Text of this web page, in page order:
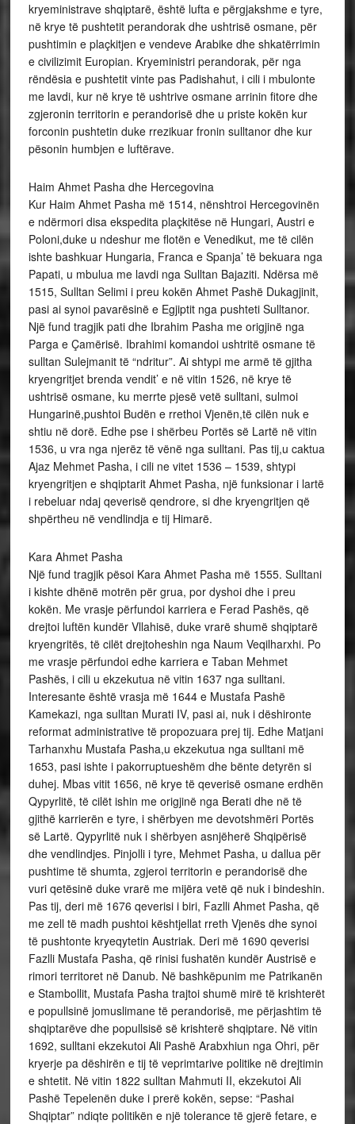
kryeministrave shqiptarë, është lufta e përgjakshme e tyre,
në krye të pushtetit perandorak dhe ushtrisë osmane, për
pushtimin e plaçkitjen e vendeve Arabike dhe shkatërrimin
e civilizimit Europian. Kryeministri perandorak, për nga
rëndësia e pushtetit vinte pas Padishahut, i cili i mbulonte
me lavdi, kur në krye të ushtrive osmane arrinin fitore dhe
zgjeronin territorin e perandorisë dhe u priste kokën kur
forconin pushtetin duke rrezikuar fronin sulltanor dhe kur
pësonin humbjen e luftërave.
Haim Ahmet Pasha dhe Hercegovina
Kur Haim Ahmet Pasha më 1514, nënshtroi Hercegovinën
e ndërmori disa ekspedita plaçkitëse në Hungari, Austri e
Poloni,duke u ndeshur me flotën e Venedikut, me të cilën
ishte bashkuar Hungaria, Franca e Spanja’ të bekuara nga
Papati, u mbulua me lavdi nga Sulltan Bajaziti. Ndërsa më
1515, Sulltan Selimi i preu kokën Ahmet Pashë Dukagjinit,
pasi ai synoi pavarësinë e Egjiptit nga pushteti Sulltanor.
Një fund tragjik pati dhe Ibrahim Pasha me origjinë nga
Parga e Çamërisë. Ibrahimi komandoi ushtritë osmane të
sulltan Sulejmanit të “ndritur”. Ai shtypi me armë të gjitha
kryengritjet brenda vendit’ e në vitin 1526, në krye të
ushtrisë osmane, ku merrte pjesë vetë sulltani, sulmoi
Hungarinë,pushtoi Budën e rrethoi Vjenën,të cilën nuk e
shtiu në dorë. Edhe pse i shërbeu Portës së Lartë në vitin
1536, u vra nga njerëz të vënë nga sulltani. Pas tij,u caktua
Ajaz Mehmet Pasha, i cili ne vitet 1536 – 1539, shtypi
kryengritjen e shqiptarit Ahmet Pasha, një funksionar i lartë
i rebeluar ndaj qeverisë qendrore, si dhe kryengritjen që
shpërtheu në vendlindja e tij Himarë.
Kara Ahmet Pasha
Një fund tragjik pësoi Kara Ahmet Pasha më 1555. Sulltani
i kishte dhënë motrën për grua, por dyshoi dhe i preu
kokën. Me vrasje përfundoi karriera e Ferad Pashës, që
drejtoi luftën kundër Vllahisë, duke vrarë shumë shqiptarë
kryengritës, të cilët drejtoheshin nga Naum Veqilharxhi. Po
me vrasje përfundoi edhe karriera e Taban Mehmet
Pashës, i cili u ekzekutua në vitin 1637 nga sulltani.
Interesante është vrasja më 1644 e Mustafa Pashë
Kamekazi, nga sulltan Murati IV, pasi ai, nuk i dëshironte
reformat administrative të propozuara prej tij. Edhe Matjani
Tarhanxhu Mustafa Pasha,u ekzekutua nga sulltani më
1653, pasi ishte i pakorruptueshëm dhe bënte detyrën si
duhej. Mbas vitit 1656, në krye të qeverisë osmane erdhën
Qypyrlitë, të cilët ishin me origjinë nga Berati dhe në të
gjithë karrierën e tyre, i shërbyen me devotshmëri Portës
së Lartë. Qypyrlitë nuk i shërbyen asnjëherë Shqipërisë
dhe vendlindjes. Pinjolli i tyre, Mehmet Pasha, u dallua për
pushtime të shumta, zgjeroi territorin e perandorisë dhe
vuri qetësinë duke vrarë me mijëra vetë që nuk i bindeshin.
Pas tij, deri më 1676 qeverisi i biri, Fazlli Ahmet Pasha, që
me zell të madh pushtoi kështjellat rreth Vjenës dhe synoi
të pushtonte kryeqytetin Austriak. Deri më 1690 qeverisi
Fazlli Mustafa Pasha, që rinisi fushatën kundër Austrisë e
rimori territoret në Danub. Në bashkëpunim me Patrikanën
e Stambollit, Mustafa Pasha trajtoi shumë mirë të krishterët
e popullsinë jomuslimane të perandorisë, me përjashtim të
shqiptarëve dhe popullsisë së krishterë shqiptare. Në vitin
1692, sulltani ekzekutoi Ali Pashë Arabxhiun nga Ohri, për
kryerje pa dëshirën e tij të veprimtarive politike në drejtimin
e shtetit. Në vitin 1822 sulltan Mahmuti II, ekzekutoi Ali
Pashë Tepelenën duke i prerë kokën, sepse: “Pashai
Shqiptar” ndiqte politikën e një tolerance të gjerë fetare, e